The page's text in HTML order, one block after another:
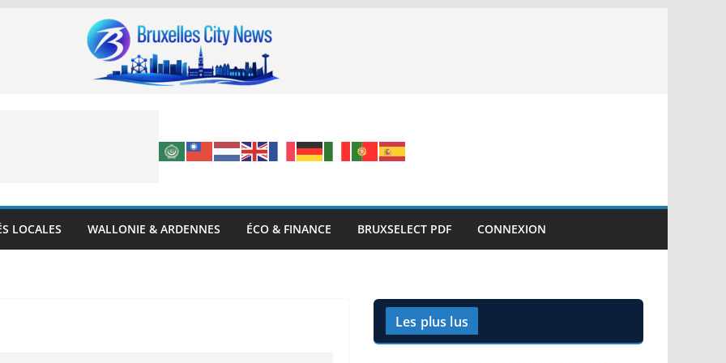
LOCALES WALLONIE & ARDENNES ÉCO & FINANCE BRUXSELECT PDF CONNEXION
Les plus lus